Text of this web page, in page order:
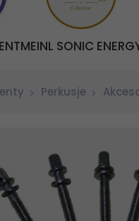
MEINL SONIC
Perkusje